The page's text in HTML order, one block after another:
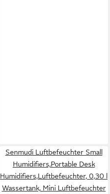
Senmudi Luftbefeuchter Small
Humidifiers,Portable Desk
Humidifiers,Luftbefeuchter, 0,30 l
Wassertank, Mini Luftbefeuchter